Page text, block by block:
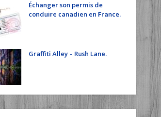
Échanger son permis de
conduire canadien en France.
Graffiti Alley – Rush Lane.